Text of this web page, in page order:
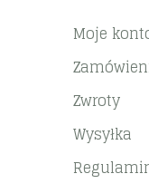
Moje
Zwroty
Wysyłka